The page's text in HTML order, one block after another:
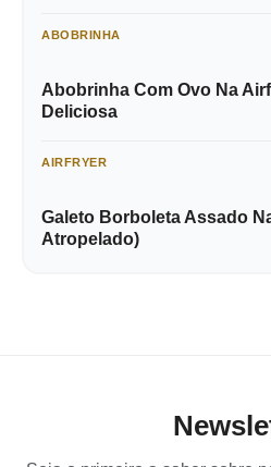
ABOBRINHA
Abobrinha Com Ovo Na
Deliciosa
AIRFRYER
Galeto Borboleta Assado
Atropelado)